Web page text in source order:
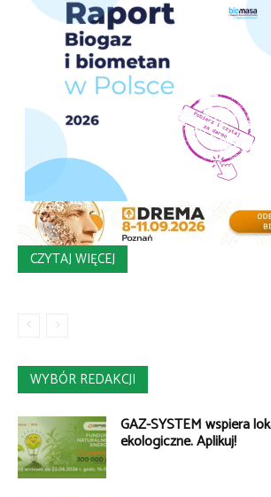
CZYTAJ WIĘCEJ
WYBÓR REDAKCJI
GAZ-SYSTEM wspiera
ekologiczne. Aplikuj!